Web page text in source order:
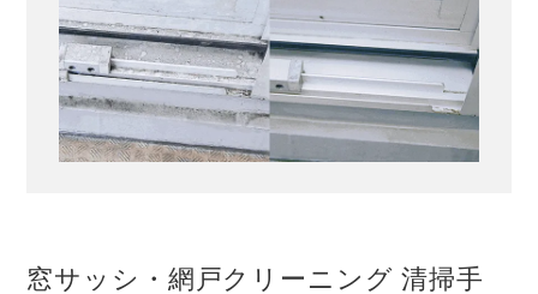
窓サッシ・網戸クリーニング 清掃手